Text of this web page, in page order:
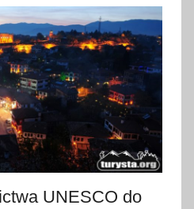
UNESCO do